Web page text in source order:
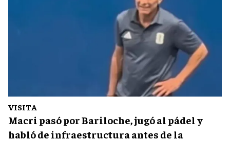
VISITA
Macri pasó por Bariloche, jugó al pádel y
habló de infraestructura antes de la